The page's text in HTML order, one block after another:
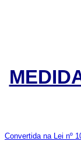
Convertida na Lei nº